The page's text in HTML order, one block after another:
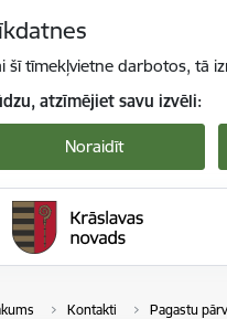
šī tīmekļvietne darbotos, tā
atzīmējiet savu izvēli:
Noraidīt
Kontakti Pagastu